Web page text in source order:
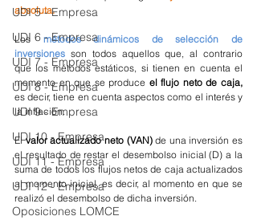
UDI 5 - Empresa
UDI 6 - Empresa
UDI 7 - Empresa
UDI 8 - Empresa
UDI 9 - Empresa
UDI 10 - Empresa
UDI 11 - Empresa
UDI 12 - Empresa
Oposiciones LOMCE
absoluta.
Los métodos dinámicos de selección de
inversiones son todos aquellos que, al contrario
que los métodos estáticos, si tienen en cuenta el
momento en que se produce
es decir, tiene en cuenta aspectos como el interés y
la inflación.
El valor actualizado neto (VAN) de una inversión es
el resultado de restar el desembolso inicial (D) a la
suma de todos los flujos netos de caja actualizados
al momento inicial, es decir, al momento en que se
realizó el desembolso de dicha inversión.